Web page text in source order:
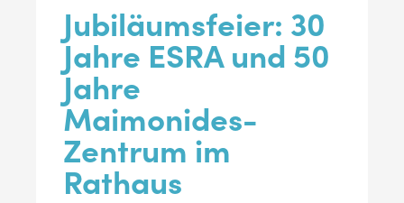
Jubiläumsfeier: 30
Jahre ESRA und 50
Jahre
Maimonides-
Zentrum im
Rathaus